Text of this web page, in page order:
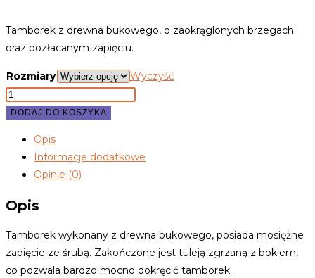
17,90 zł
Tamborek z drewna bukowego, o zaokrąglonych brzegach
oraz pozłacanym zapięciu.
Rozmiary
Wyczyść
ilość
Tamborki
drewna
bukowego
grubości
8
mm
DODAJ DO KOSZYKA
Opis
Informacje dodatkowe
Opinie (0)
Opis
Tamborek wykonany z drewna bukowego, posiada mosiężne
zapięcie ze śrubą. Zakończone jest tuleją zgrzaną z bokiem,
co pozwala bardzo mocno dokręcić tamborek.